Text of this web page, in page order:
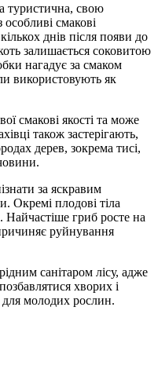
туристична, свою
смакові
днів після появи до
залишається соковитою
нагадує за смаком
використовують як
смакові якості та може
також застерігають,
дерев, зокрема тисі,
за яскравим
Окремі плодові тіла
Найчастіше гриб росте на
руйнування
санітаром лісу, адже
хворих і
для молодих рослин.